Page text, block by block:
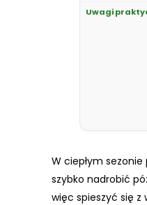
W ciepłym
szybko nadrobić
więc spieszyć się